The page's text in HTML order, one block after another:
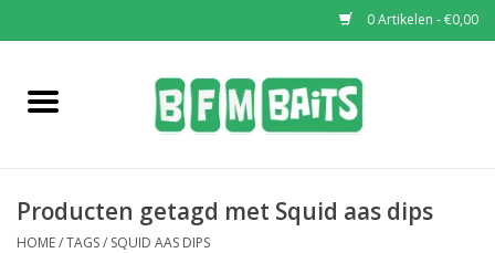
0 Artikelen - €0,00
Home
Producten getagd met Squid aas dips
HOME/TAGS/ SQUID AAS DIPS